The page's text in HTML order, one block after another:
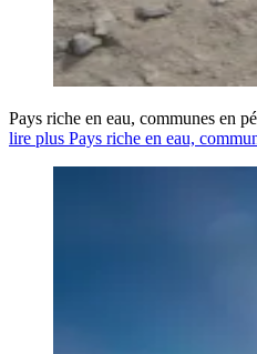
Pays riche en eau, communes en
lire plus Pays riche en eau,